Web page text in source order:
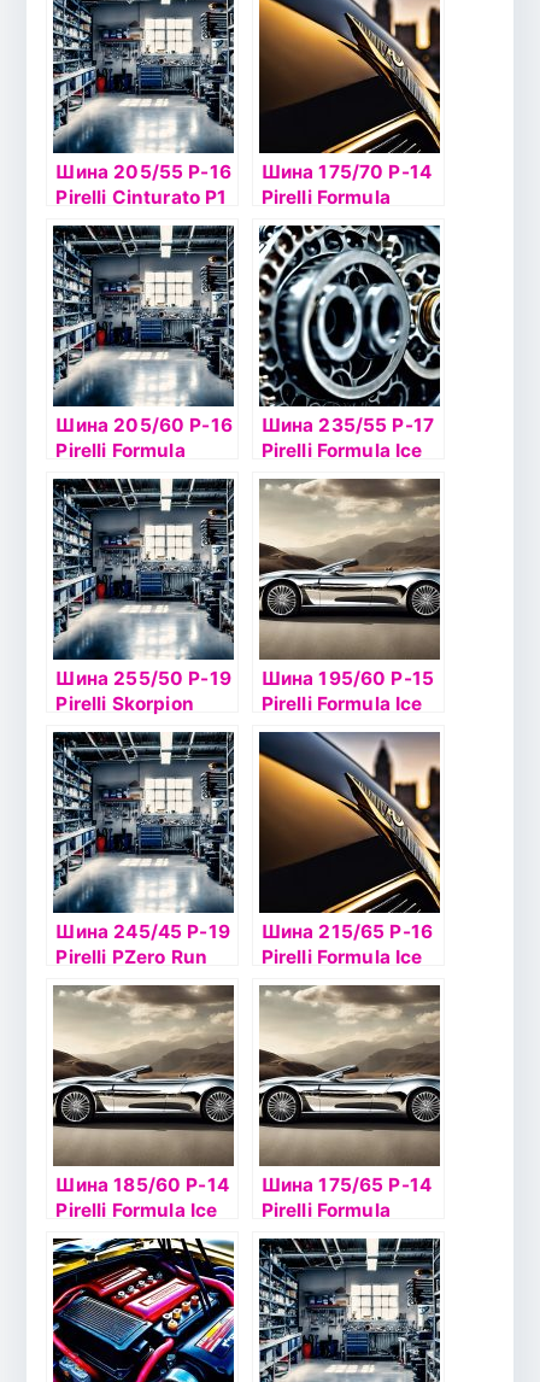
Шина 205/55 Р-16
Pirelli Cinturato P1
Verde 91V TL
Шина 175/70 Р-14
Pirelli Formula
Energy 84T б/к
Шина 205/60 Р-16
Pirelli Formula
Energy 92V б/к
Шина 235/55 Р-17
Pirelli Formula Ice
103T б/к шип
Шина 255/50 Р-19
Pirelli Skorpion
Verde
Шина 195/60 Р-15
Pirelli Formula Ice
88T б/к шип
Шина 245/45 Р-19
Pirelli PZero Run
Flat 98Y TL
Шина 215/65 Р-16
Pirelli Formula Ice
98T б/к шип
Шина 185/60 Р-14
Pirelli Formula Ice
82T б/к шип
Шина 175/65 Р-14
Pirelli Formula
Energy 82T б/к